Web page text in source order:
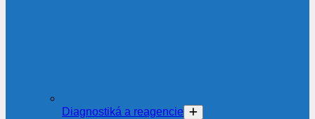
Diagnostiká a reagencie